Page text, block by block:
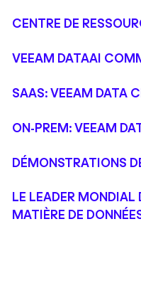
CENTRE DE
VEEAM DATAAI
SAAS: VEEAM DATA
ON-PREM: VEEAM
DÉMONSTRATIONS
LE LEADER
MATIÈRE DE